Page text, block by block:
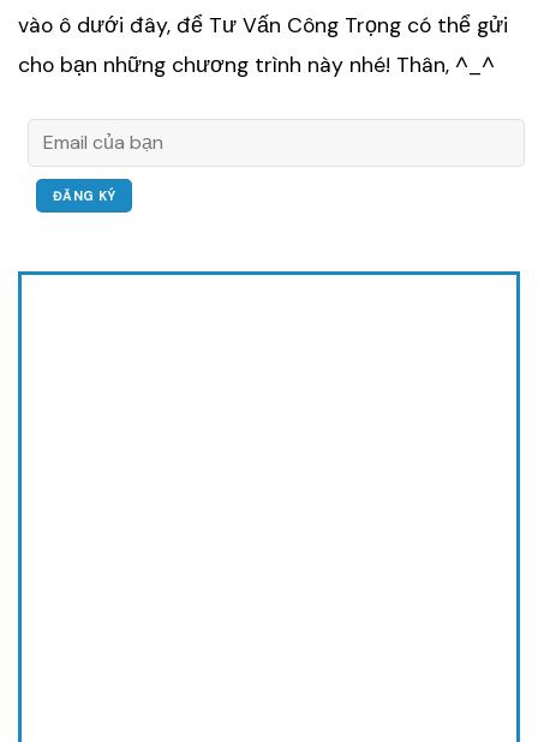
vào ô dưới đây, để Tư Vấn Công Trọng có thể gửi
cho bạn những chương trình này nhé! Thân, ^_^